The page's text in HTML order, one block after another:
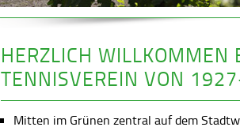
HERZLICH WILLKOMMEN
TENNISVEREIN VON
Mitten im Grünen zentral auf dem